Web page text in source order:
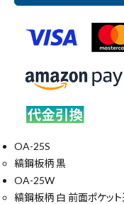
OA-25S
縞鋼板柄 黒
OA-25W
縞鋼板柄 白 前面ポケッ